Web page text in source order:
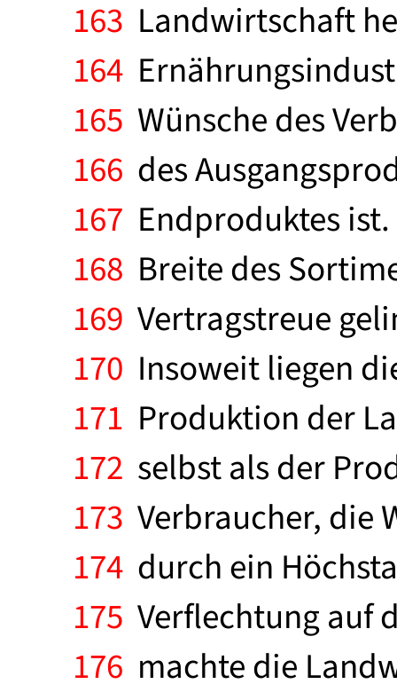
163 Landwirtschaft
164
165 Wünsche des
166 des
167 Endproduktes
168 Breite des
169 Vertragstreue
170 Insoweit liegen
171 Produktion der
172 selbst als der
173 Verbraucher, die
174 durch ein
175 Verflechtung auf
176 machte die